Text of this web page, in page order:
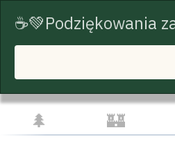
START TRASY
☁️
🌲 🏰
☕💚Podziękowania